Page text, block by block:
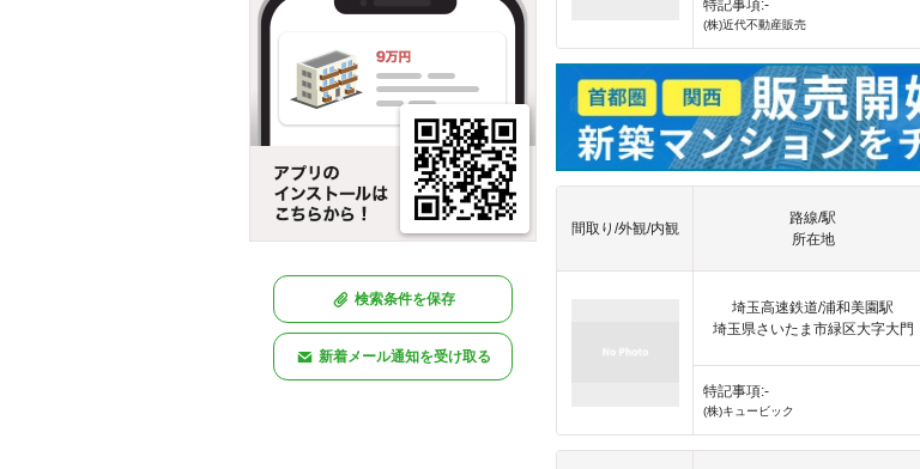
検索条件を保存
新着メール通知を受け取る
特記事項:-
(株)近代不動産販売
間取り/外観/内観
路線/駅
所在地
埼玉高速鉄道/浦和美園駅
埼玉県さいたま市緑区大字大門
特記事項:-
(株)キュービック